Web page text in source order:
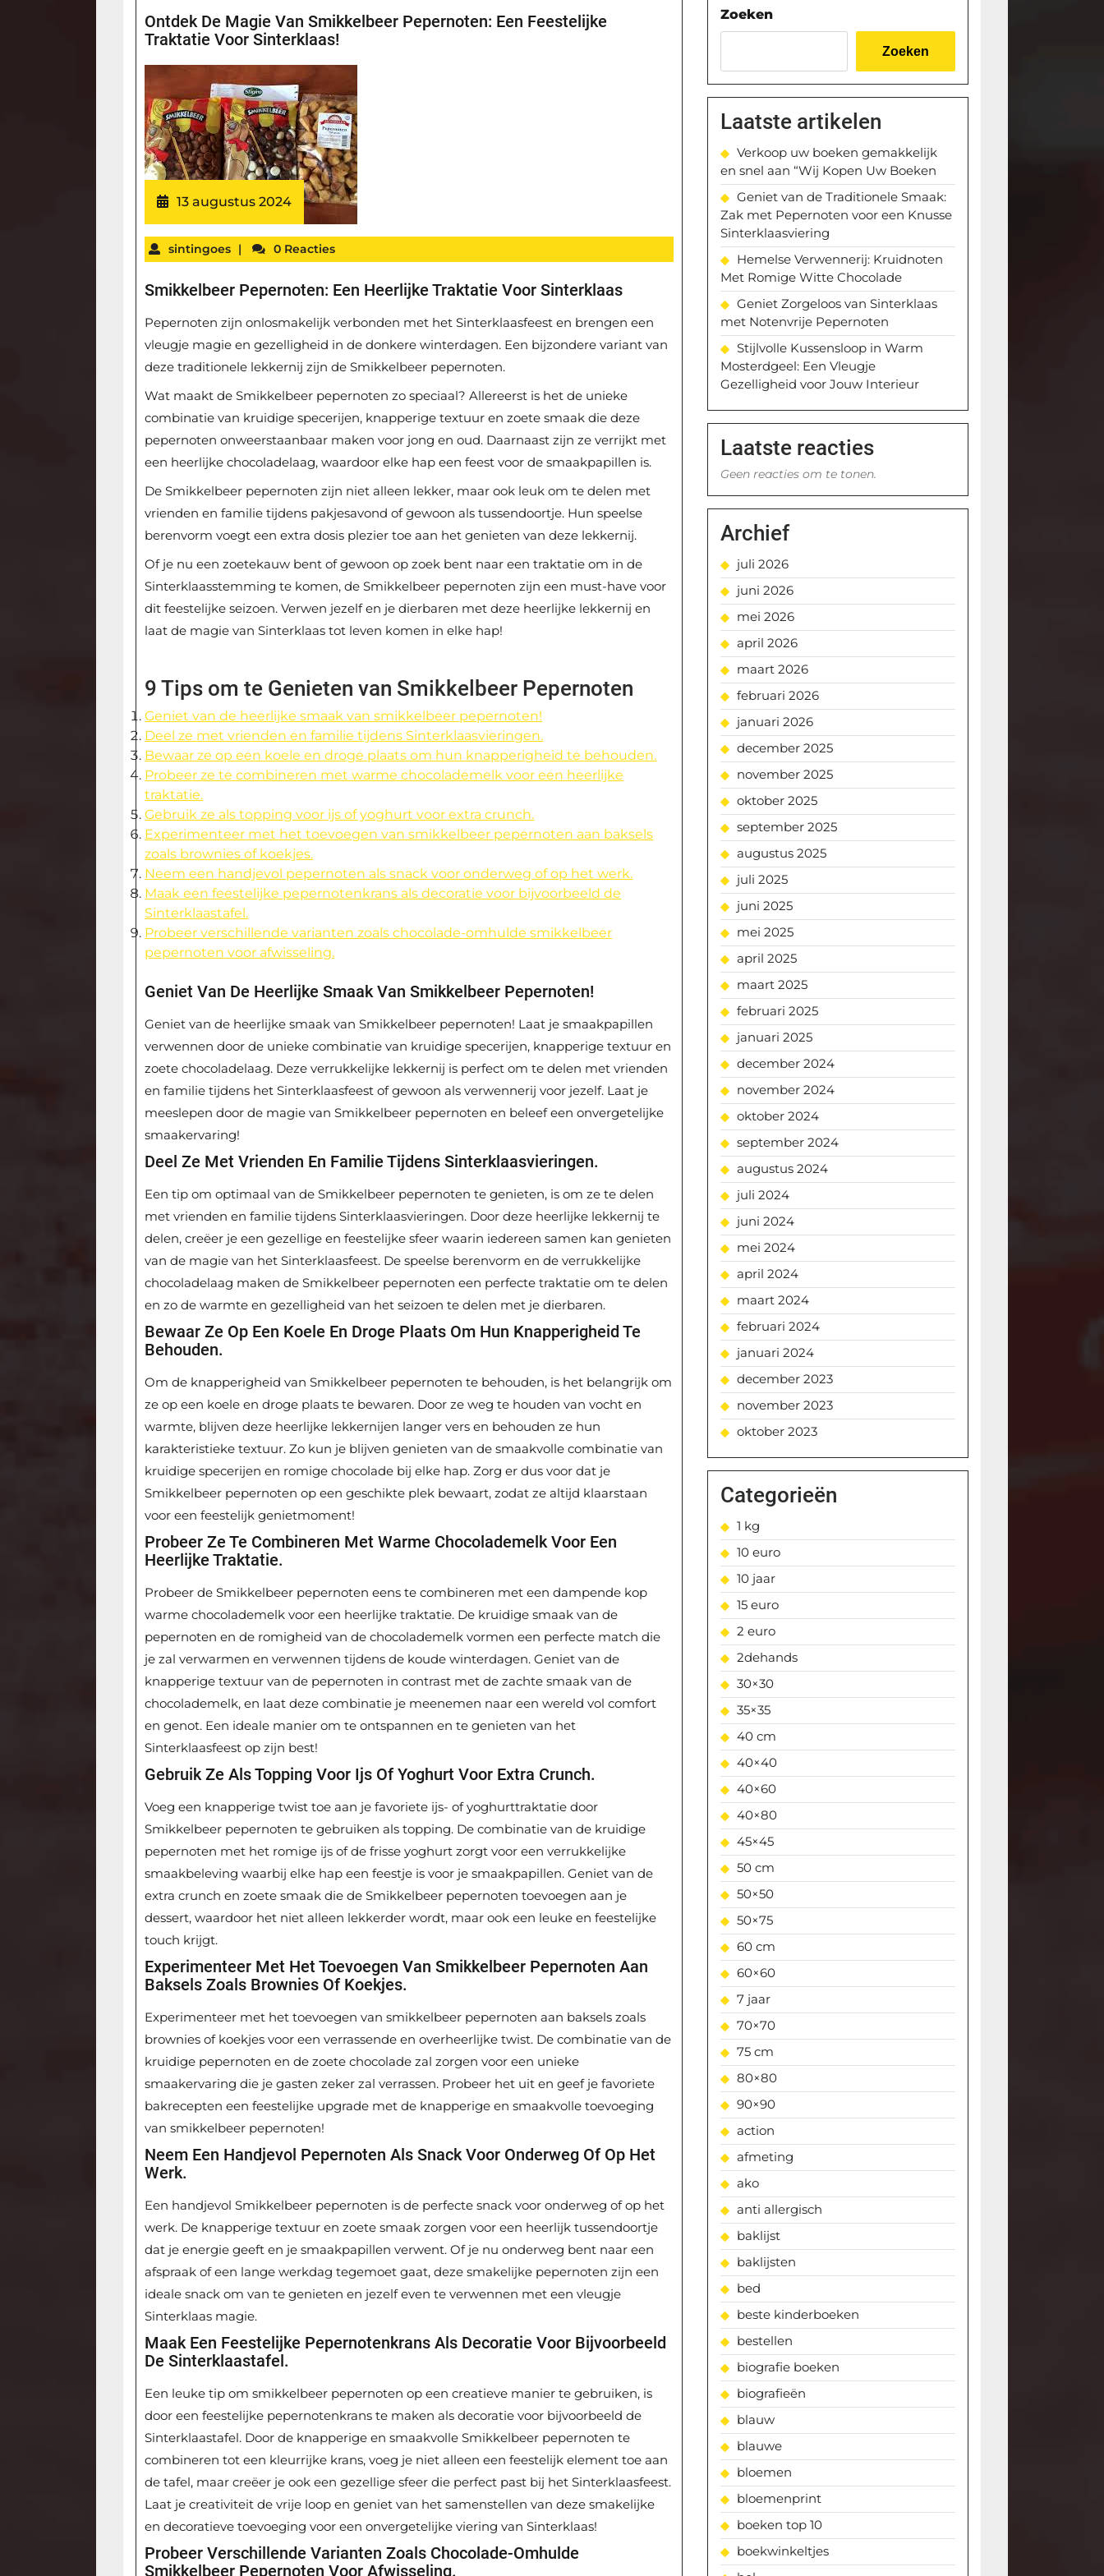
Ontdek De Magie Van Smikkelbeer Pepernoten: Een Feestelijke
Traktatie Voor Sinterklaas!
13 augustus 2024
sintingoes | 0 Reacties
Smikkelbeer Pepernoten: Een Heerlijke Traktatie Voor Sinterklaas
Pepernoten zijn onlosmakelijk verbonden met het Sinterklaasfeest en brengen een
vleugje magie en gezelligheid in de donkere winterdagen. Een bijzondere variant van
deze traditionele lekkernij zijn de Smikkelbeer pepernoten.
Wat maakt de Smikkelbeer pepernoten zo speciaal? Allereerst is het de unieke
combinatie van kruidige specerijen, knapperige textuur en zoete smaak die deze
pepernoten onweerstaanbaar maken voor jong en oud. Daarnaast zijn ze verrijkt met
een heerlijke chocoladelaag, waardoor elke hap een feest voor de smaakpapillen is.
De Smikkelbeer pepernoten zijn niet alleen lekker, maar ook leuk om te delen met
vrienden en familie tijdens pakjesavond of gewoon als tussendoortje. Hun speelse
berenvorm voegt een extra dosis plezier toe aan het genieten van deze lekkernij.
Of je nu een zoetekauw bent of gewoon op zoek bent naar een traktatie om in de
Sinterklaasstemming te komen, de Smikkelbeer pepernoten zijn een must-have voor
dit feestelijke seizoen. Verwen jezelf en je dierbaren met deze heerlijke lekkernij en
laat de magie van Sinterklaas tot leven komen in elke hap!
9 Tips om te Genieten van Smikkelbeer Pepernoten
Geniet van de heerlijke smaak van smikkelbeer pepernoten!
Deel ze met vrienden en familie tijdens Sinterklaasvieringen.
Bewaar ze op een koele en droge plaats om hun knapperigheid te behouden.
Probeer ze te combineren met warme chocolademelk voor een heerlijke
traktatie.
Gebruik ze als topping voor ijs of yoghurt voor extra crunch.
Experimenteer met het toevoegen van smikkelbeer pepernoten aan baksels
zoals brownies of koekjes.
Neem een handjevol pepernoten als snack voor onderweg of op het werk.
Maak een feestelijke pepernotenkrans als decoratie voor bijvoorbeeld de
Sinterklaastafel.
Probeer verschillende varianten zoals chocolade-omhulde smikkelbeer
pepernoten voor afwisseling.
Geniet Van De Heerlijke Smaak Van Smikkelbeer Pepernoten!
Geniet van de heerlijke smaak van Smikkelbeer pepernoten! Laat je smaakpapillen
verwennen door de unieke combinatie van kruidige specerijen, knapperige textuur en
zoete chocoladelaag. Deze verrukkelijke lekkernij is perfect om te delen met vrienden
en familie tijdens het Sinterklaasfeest of gewoon als verwennerij voor jezelf. Laat je
meeslepen door de magie van Smikkelbeer pepernoten en beleef een onvergetelijke
smaakervaring!
Deel Ze Met Vrienden En Familie Tijdens Sinterklaasvieringen.
Een tip om optimaal van de Smikkelbeer pepernoten te genieten, is om ze te delen
met vrienden en familie tijdens Sinterklaasvieringen. Door deze heerlijke lekkernij te
delen, creëer je een gezellige en feestelijke sfeer waarin iedereen samen kan genieten
van de magie van het Sinterklaasfeest. De speelse berenvorm en de verrukkelijke
chocoladelaag maken de Smikkelbeer pepernoten een perfecte traktatie om te delen
en zo de warmte en gezelligheid van het seizoen te delen met je dierbaren.
Bewaar Ze Op Een Koele En Droge Plaats Om Hun Knapperigheid Te
Behouden.
Om de knapperigheid van Smikkelbeer pepernoten te behouden, is het belangrijk om
ze op een koele en droge plaats te bewaren. Door ze weg te houden van vocht en
warmte, blijven deze heerlijke lekkernijen langer vers en behouden ze hun
karakteristieke textuur. Zo kun je blijven genieten van de smaakvolle combinatie van
kruidige specerijen en romige chocolade bij elke hap. Zorg er dus voor dat je
Smikkelbeer pepernoten op een geschikte plek bewaart, zodat ze altijd klaarstaan
voor een feestelijk genietmoment!
Probeer Ze Te Combineren Met Warme Chocolademelk Voor Een
Heerlijke Traktatie.
Probeer de Smikkelbeer pepernoten eens te combineren met een dampende kop
warme chocolademelk voor een heerlijke traktatie. De kruidige smaak van de
pepernoten en de romigheid van de chocolademelk vormen een perfecte match die
je zal verwarmen en verwennen tijdens de koude winterdagen. Geniet van de
knapperige textuur van de pepernoten in contrast met de zachte smaak van de
chocolademelk, en laat deze combinatie je meenemen naar een wereld vol comfort
en genot. Een ideale manier om te ontspannen en te genieten van het
Sinterklaasfeest op zijn best!
Gebruik Ze Als Topping Voor Ijs Of Yoghurt Voor Extra Crunch.
Voeg een knapperige twist toe aan je favoriete ijs- of yoghurttraktatie door
Smikkelbeer pepernoten te gebruiken als topping. De combinatie van de kruidige
pepernoten met het romige ijs of de frisse yoghurt zorgt voor een verrukkelijke
smaakbeleving waarbij elke hap een feestje is voor je smaakpapillen. Geniet van de
extra crunch en zoete smaak die de Smikkelbeer pepernoten toevoegen aan je
dessert, waardoor het niet alleen lekkerder wordt, maar ook een leuke en feestelijke
touch krijgt.
Experimenteer Met Het Toevoegen Van Smikkelbeer Pepernoten Aan
Baksels Zoals Brownies Of Koekjes.
Experimenteer met het toevoegen van smikkelbeer pepernoten aan baksels zoals
brownies of koekjes voor een verrassende en overheerlijke twist. De combinatie van de
kruidige pepernoten en de zoete chocolade zal zorgen voor een unieke
smaakervaring die je gasten zeker zal verrassen. Probeer het uit en geef je favoriete
bakrecepten een feestelijke upgrade met de knapperige en smaakvolle toevoeging
van smikkelbeer pepernoten!
Neem Een Handjevol Pepernoten Als Snack Voor Onderweg Of Op Het
Werk.
Een handjevol Smikkelbeer pepernoten is de perfecte snack voor onderweg of op het
werk. De knapperige textuur en zoete smaak zorgen voor een heerlijk tussendoortje
dat je energie geeft en je smaakpapillen verwent. Of je nu onderweg bent naar een
afspraak of een lange werkdag tegemoet gaat, deze smakelijke pepernoten zijn een
ideale snack om van te genieten en jezelf even te verwennen met een vleugje
Sinterklaas magie.
Maak Een Feestelijke Pepernotenkrans Als Decoratie Voor Bijvoorbeeld
De Sinterklaastafel.
Een leuke tip om smikkelbeer pepernoten op een creatieve manier te gebruiken, is
door een feestelijke pepernotenkrans te maken als decoratie voor bijvoorbeeld de
Sinterklaastafel. Door de knapperige en smaakvolle Smikkelbeer pepernoten te
combineren tot een kleurrijke krans, voeg je niet alleen een feestelijk element toe aan
de tafel, maar creëer je ook een gezellige sfeer die perfect past bij het Sinterklaasfeest.
Laat je creativiteit de vrije loop en geniet van het samenstellen van deze smakelijke
en decoratieve toevoeging voor een onvergetelijke viering van Sinterklaas!
Probeer Verschillende Varianten Zoals Chocolade-Omhulde
Smikkelbeer Pepernoten Voor Afwisseling.
Zoeken
Zoeken
Laatste artikelen
Verkoop uw boeken gemakkelijk
en snel aan “Wij Kopen Uw Boeken
Geniet van de Traditionele Smaak:
Zak met Pepernoten voor een Knusse
Sinterklaasviering
Hemelse Verwennerij: Kruidnoten
Met Romige Witte Chocolade
Geniet Zorgeloos van Sinterklaas
met Notenvrije Pepernoten
Stijlvolle Kussensloop in Warm
Mosterdgeel: Een Vleugje
Gezelligheid voor Jouw Interieur
Laatste reacties
Geen reacties om te tonen.
Archief
juli 2026
juni 2026
mei 2026
april 2026
maart 2026
februari 2026
januari 2026
december 2025
november 2025
oktober 2025
september 2025
augustus 2025
juli 2025
juni 2025
mei 2025
april 2025
maart 2025
februari 2025
januari 2025
december 2024
november 2024
oktober 2024
september 2024
augustus 2024
juli 2024
juni 2024
mei 2024
april 2024
maart 2024
februari 2024
januari 2024
december 2023
november 2023
oktober 2023
Categorieën
1 kg
10 euro
10 jaar
15 euro
2 euro
2dehands
30×30
35×35
40 cm
40×40
40×60
40×80
45×45
50 cm
50×50
50×75
60 cm
60×60
7 jaar
70×70
75 cm
80×80
90×90
action
afmeting
ako
anti allergisch
baklijst
baklijsten
bed
beste kinderboeken
bestellen
biografie boeken
biografieën
blauw
blauwe
bloemen
bloemenprint
boeken top 10
boekwinkeltjes